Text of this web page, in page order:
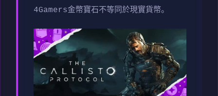
4Gamers金幣寶石不等同於現實貨幣。